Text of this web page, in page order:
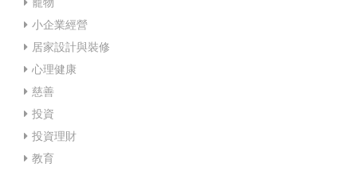
小企業經營
居家設計與裝修
心理健康
慈善
投資
投資理財
教育